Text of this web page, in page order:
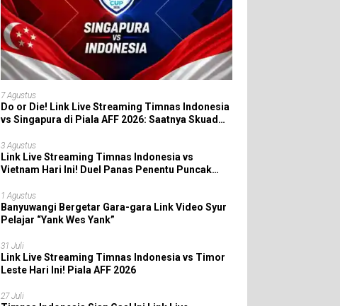
7 Agustus
Do or Die! Link Live Streaming Timnas Indonesia
vs Singapura di Piala AFF 2026: Saatnya Skuad
3 Agustus
Link Live Streaming Timnas Indonesia vs
Vietnam Hari Ini! Duel Panas Penentu Puncak
1 Agustus
Banyuwangi Bergetar Gara-gara Link Video Syur
Pelajar “Yank Wes Yank”
31 Juli
Link Live Streaming Timnas Indonesia vs Timor
Leste Hari Ini! Piala AFF 2026
27 Juli